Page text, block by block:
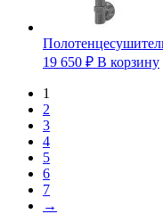
19 650 ₽ В корзину
1
2
3
4
5
6
7
→